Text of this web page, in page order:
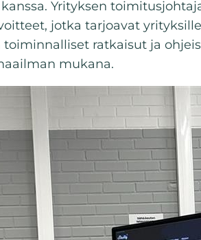
kanssa. Yrityksen
jotka tarjoavat
ratkaisut ja
mukana.